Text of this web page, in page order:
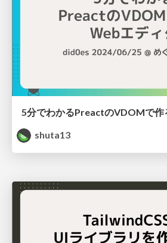
5分でわかるPreactのVDOMで作
shuta13